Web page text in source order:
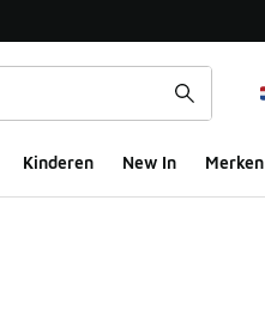
Kinderen New In Merken